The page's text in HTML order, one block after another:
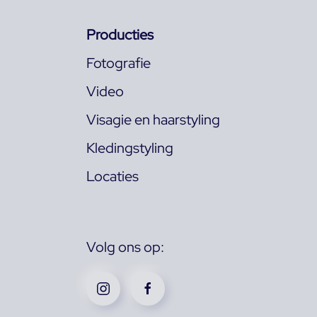
Producties
Fotografie
Video
Visagie en haarstyling
Kledingstyling
Locaties
Volg ons op: